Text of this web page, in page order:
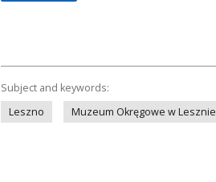
Subject and keywords:
Leszno
Muzeum Okręgowe w Lesznie